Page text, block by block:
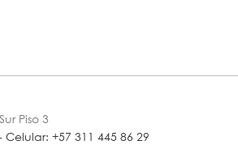
Piso 3
Celular: +57 311 445 86 29